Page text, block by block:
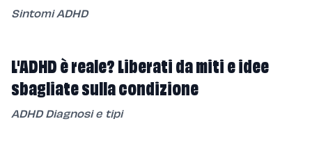
Sintomi ADHD
L'ADHD è reale? Liberati da miti e idee
sbagliate sulla condizione
ADHD Diagnosi e tipi